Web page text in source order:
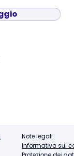
Note legali
Informativa sui